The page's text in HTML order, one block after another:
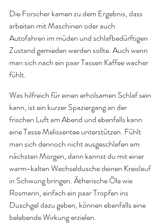
Die Forscher kamen zu dem Ergebnis, dass
arbeiten mit Maschinen oder auch
Autofahren im müden und schlafbedürftigen
Zustand gemieden werden sollte. Auch wenn
man sich nach ein paar Tassen Kaffee wacher
fühlt.
Was hilfreich für einen erholsamen Schlaf sein
kann, ist ein kurzer Spaziergang an der
frischen Luft am Abend und ebenfalls kann
eine Tasse Melissentee unterstützen. Fühlt
man sich dennoch nicht ausgeschlafen am
nächsten Morgen, dann kannst du mit einer
warm-kalten Wechseldusche deinen Kreislauf
in Schwung bringen. Ätherische Öle wie
Rosmarin, einfach ein paar Tropfen ins
Duschgel dazu geben, können ebenfalls eine
belebende Wirkung erzielen.